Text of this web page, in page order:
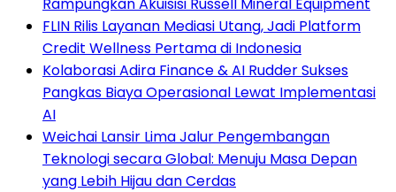
FLIN Rilis Layanan Mediasi Utang, Jadi Platform
Credit Wellness Pertama di Indonesia
Kolaborasi Adira Finance & AI Rudder Sukses
Pangkas Biaya Operasional Lewat Implementasi
AI
Weichai Lansir Lima Jalur Pengembangan
Teknologi secara Global: Menuju Masa Depan
yang Lebih Hijau dan Cerdas